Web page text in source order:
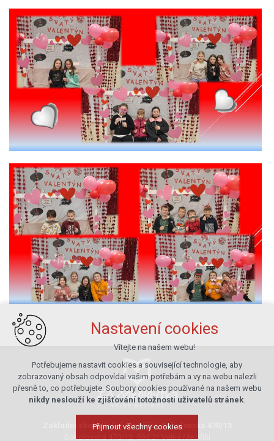
Základní škola Velké Meziříčí, Sokolovská 470/13
Nastavení cookies
Vítejte na našem webu!
Potřebujeme nastavit cookies a související technologie, aby
zobrazovaný obsah odpovídal vašim potřebám a vy na webu nalezli
přesně to, co potřebujete. Soubory cookies používané na našem webu
nikdy neslouží ke zjišťování totožnosti uživatelů stránek.
Přijmout všechny cookies